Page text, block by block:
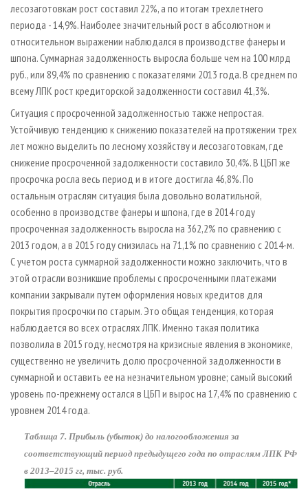
лесозаготовкам рост составил 22%, а по итогам трехлетнего
периода - 14,9%. Наиболее значительный рост в абсолютном и
относительном выражении наблюдался в производстве фанеры и
шпона. Суммарная задолженность выросла больше чем на 100 млрд
руб., или 89,4% по сравнению с показателями 2013 года. В среднем по
всему ЛПК рост кредиторской задолженности составил 41,3%.
Ситуация с просроченной задолженностью также непростая.
Устойчивую тенденцию к снижению показателей на протяжении трех
лет можно выделить по лесному хозяйству и лесозаготовкам, где
снижение просроченной задолженности составило 30,4%. В ЦБП же
просрочка росла весь период и в итоге достигла 46,8%. По
остальным отраслям ситуация была довольно волатильной,
особенно в производстве фанеры и шпона, где в 2014 году
просроченная задолженность выросла на 362,2% по сравнению с
2013 годом, а в 2015 году снизилась на 71,1% по сравнению с 2014-м.
С учетом роста суммарной задолженности можно заключить, что в
этой отрасли возникшие проблемы с просроченными платежами
компании закрывали путем оформления новых кредитов для
покрытия просрочки по старым. Это общая тенденция, которая
наблюдается во всех отраслях ЛПК. Именно такая политика
позволила в 2015 году, несмотря на кризисные явления в экономике,
существенно не увеличить долю просроченной задолженности в
суммарной и оставить ее на незначительном уровне; самый высокий
уровень по-прежнему остался в ЦБП и вырос на 17,4% по сравнению с
уровнем 2014 года.
Таблица 7. Прибыль (убыток) до налогообложения за
соответствующий период предыдущего года по отраслям ЛПК РФ
в 2013–2015 гг, тыс. руб.